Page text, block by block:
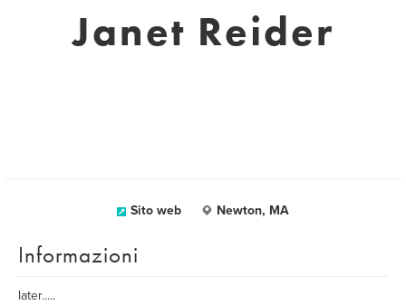
Janet Reider
Sito web Newton, MA
Informazioni
later.....